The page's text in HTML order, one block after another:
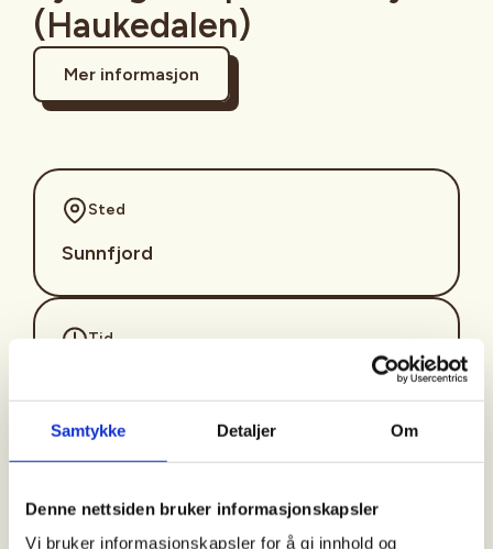
Samtykke Detaljer Om
Denne nettsiden bruker informasjonskapsler
Vi bruker informasjonskapsler for å gi innhold og
(Haukedalen)
Mer informasjon
Sted
Sunnfjord
Tid
Arrangør
Indre Sunnfjord Turlag